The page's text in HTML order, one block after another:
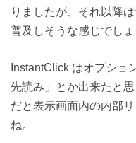
りましたが、それ以降
普及しそうな感じでしょ
InstantClick はオプショ
先読み」とか出来たと
だと表示画面内の内部
ね。